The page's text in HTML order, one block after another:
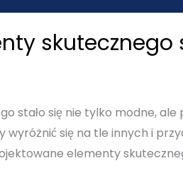
stało się nie tylko modne,
się na tle innych i
elementy